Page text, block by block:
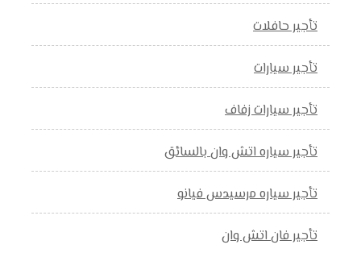
تأجير حافلات
تأجير سيارات
تأجير سيارات زفاف
تأجير سياره اتش وان بالسائق
تأجير سياره مرسيدس فيانو
تأجير فان اتش وان